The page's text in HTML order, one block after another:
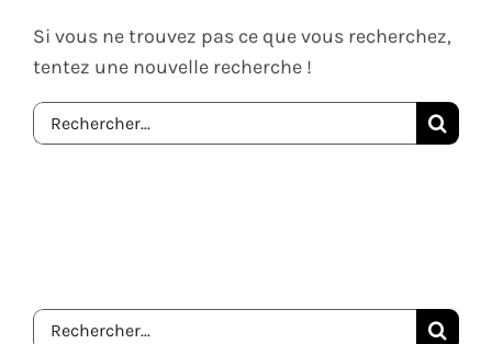
Si vous ne trouvez pas ce que vous recherchez,
tentez une nouvelle recherche !
Rechercher: